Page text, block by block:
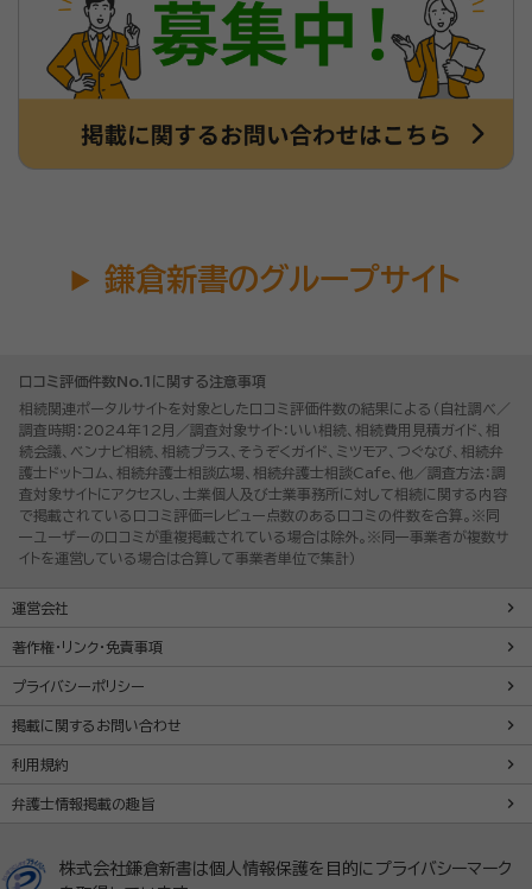
鎌倉新書のグループサイト
口コミ評価件数No.1に関する注意事項
相続関連ポータルサイトを対象とした口コミ評価件数の結果による（自社調べ／
調査時期：2024年12月／調査対象サイト：いい相続、相続費用見積ガイド、相
続会議、ベンナビ相続、相続プラス、そうぞくガイド、ミツモア、つぐなび、相続弁
護士ドットコム、相続弁護士相談広場、相続弁護士相談Cafe、他／調査方法：調
査対象サイトにアクセスし、士業個人及び士業事務所に対して相続に関する内容
で掲載されている口コミ評価=レビュー点数のある口コミの件数を合算。※同
一ユーザーの口コミが重複掲載されている場合は除外。※同一事業者が複数サ
イトを運営している場合は合算して事業者単位で集計）
運営会社
著作権・リンク・免責事項
プライバシーポリシー
掲載に関するお問い合わせ
利用規約
弁護士情報掲載の趣旨
株式会社鎌倉新書は個人情報保護を目的にプライバシーマーク